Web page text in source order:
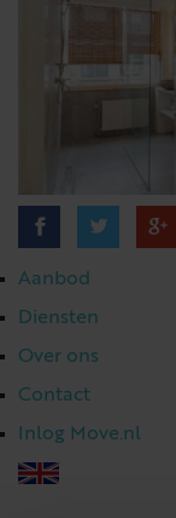
Aanbod
Diensten
Over ons
Contact
Inlog Move.nl